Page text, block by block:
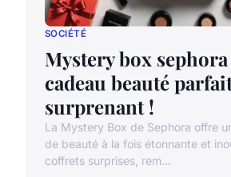
SOCIÉTÉ
Mystery box
cadeau beauté
surprenant !
La Mystery Box de Sephora offre
de beauté à la fois étonnante et
coffrets surprises, rem...